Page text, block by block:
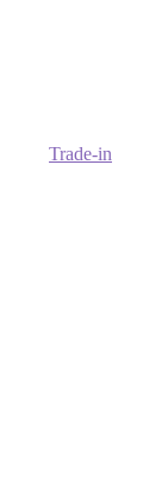
Trade-in